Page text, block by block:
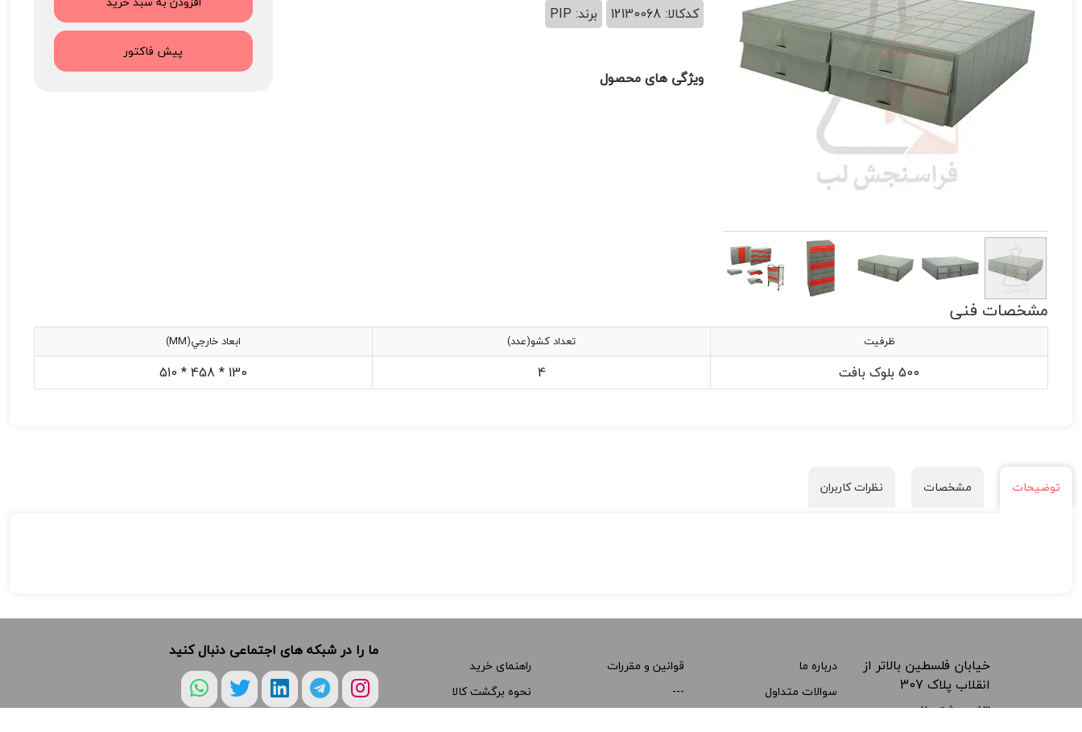
کدکالا: 12130068 برند: PIP
ویژگی های محصول
پیش فاکتور
مشخصات فنی
ظرفيت تعداد کشو(عدد) ابعاد خارجي(MM)
500 بلوک بافت 4
130 * 458 * 510
توضیحات مشخصات نظرات کاربران
خیابان فلسطین بالاتر از
انقلاب پلاک 307
تلفن پشتیبانی:
درباره ما
سوالات متداول
قوانین و مقررات
---
راهنمای خرید
نحوه برگشت کالا
ما را در شبکه های اجتماعی دنبال کنید